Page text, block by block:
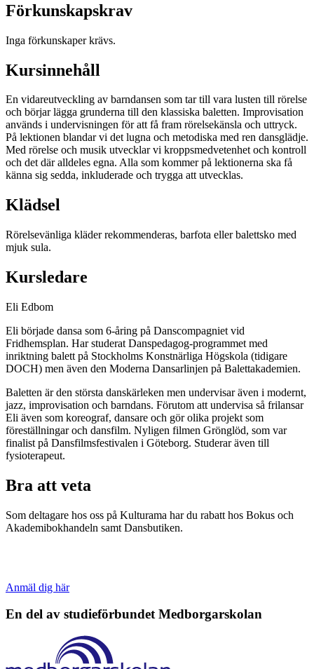
Förkunskapskrav
Inga förkunskaper krävs.
Kursinnehåll
En vidareutveckling av barndansen som tar till vara lusten till rörelse
och börjar lägga grunderna till den klassiska baletten. Improvisation
används i undervisningen för att få fram rörelsekänsla och uttryck.
På lektionen blandar vi det lugna och metodiska med ren dansglädje.
Med rörelse och musik utvecklar vi kroppsmedvetenhet och kontroll
och det där alldeles egna. Alla som kommer på lektionerna ska få
känna sig sedda, inkluderade och trygga att utvecklas.
Klädsel
Rörelsevänliga kläder rekommenderas, barfota eller balettsko med
mjuk sula.
Kursledare
Eli Edbom
Eli började dansa som 6-åring på Danscompagniet vid
Fridhemsplan. Har studerat Danspedagog-programmet med
inriktning balett på Stockholms Konstnärliga Högskola (tidigare
DOCH) men även den Moderna Dansarlinjen på Balettakademien.
Baletten är den största danskärleken men undervisar även i modernt,
jazz, improvisation och barndans. Förutom att undervisa så frilansar
Eli även som koreograf, dansare och gör olika projekt som
föreställningar och dansfilm. Nyligen filmen Grönglöd, som var
finalist på Dansfilmsfestivalen i Göteborg. Studerar även till
fysioterapeut.
Bra att veta
Som deltagare hos oss på Kulturama har du rabatt hos Bokus och
Akademibokhandeln samt Dansbutiken.
Anmäl dig här
En del av studieförbundet Medborgarskolan